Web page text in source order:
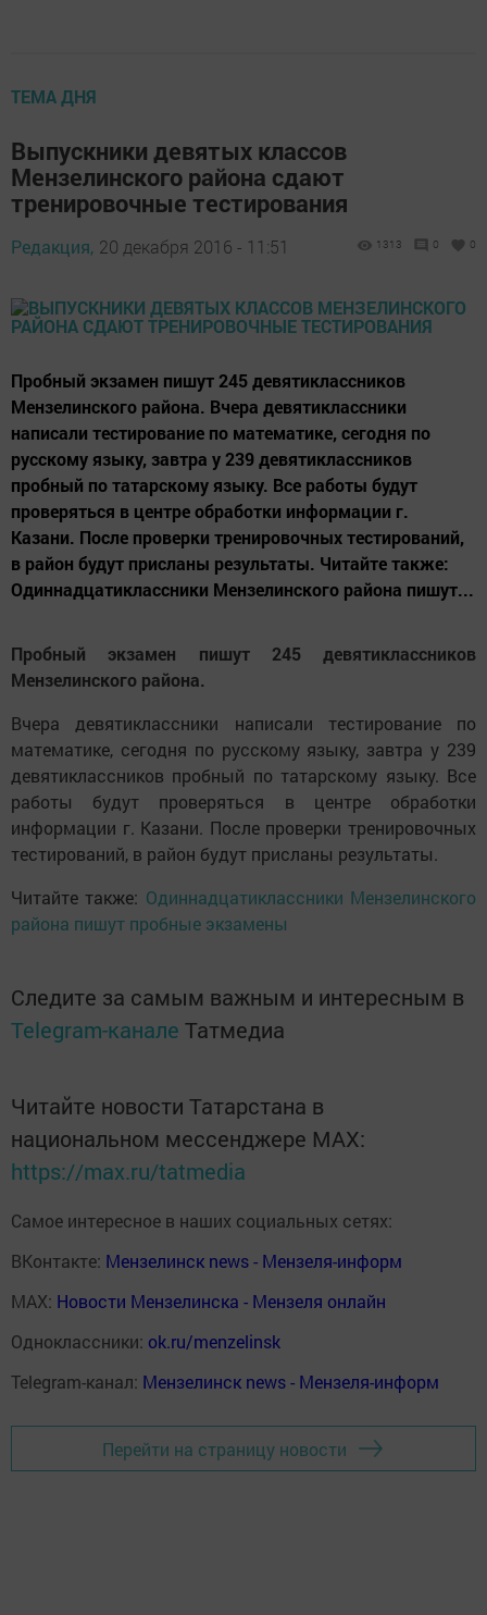
ТЕМА ДНЯ
Выпускники девятых классов
Мензелинского района сдают
тренировочные тестирования
Редакция, 20 декабря 2016 - 11:51 1313 0 0
Пробный экзамен пишут 245 девятиклассников
Мензелинского района. Вчера девятиклассники
написали тестирование по математике, сегодня по
русскому языку, завтра у 239 девятиклассников
пробный по татарскому языку. Все работы будут
проверяться в центре обработки информации г.
Казани. После проверки тренировочных тестирований,
в район будут присланы результаты. Читайте также:
Одиннадцатиклассники Мензелинского района пишут...
Пробный экзамен пишут 245 девятиклассников
Мензелинского района.
Вчера девятиклассники написали тестирование по
математике, сегодня по русскому языку, завтра у 239
девятиклассников пробный по татарскому языку. Все
работы будут проверяться в центре обработки
информации г. Казани. После проверки тренировочных
тестирований, в район будут присланы результаты.
Читайте также: Одиннадцатиклассники Мензелинского
района пишут пробные экзамены
Следите за самым важным и интересным в
Telegram-канале Татмедиа
Читайте новости Татарстана в
национальном мессенджере MАХ:
https://max.ru/tatmedia
Самое интересное в наших социальных сетях:
ВКонтакте: Мензелинск news - Мензеля-информ
MAX: Новости Мензелинска - Мензеля онлайн
Одноклассники: ok.ru/menzelinsk
Telegram-канал: Мензелинск news - Мензеля-информ
Перейти на страницу новости